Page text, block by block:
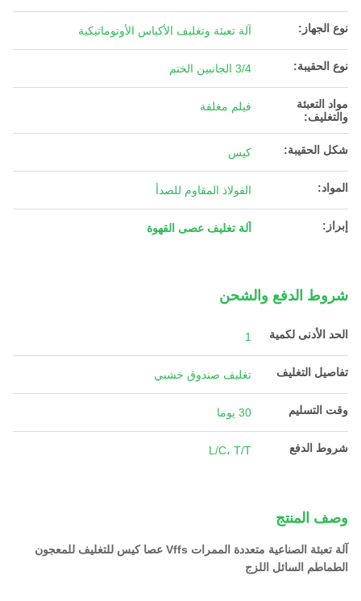
نوع الجهاز: آلة تعبئة وتغليف الأكياس الأوتوماتيكية
نوع الحقيبة: 3/4 الجانبين الختم
مواد التعبئة
والتغليف:
فيلم مغلفة
شكل الحقيبة: كيس
المواد: الفولاذ المقاوم للصدأ
إبراز: آلة تغليف عصى القهوة
شروط الدفع والشحن
الحد الأدنى لكمية 1
تفاصيل التغليف تغليف صندوق خشبي
وقت التسليم 30 يوما
شروط الدفع L/C، T/T
وصف المنتج
آلة تعبئة الصناعية متعددة الممرات Vffs عصا كيس للتغليف للمعجون
الطماطم السائل اللزج